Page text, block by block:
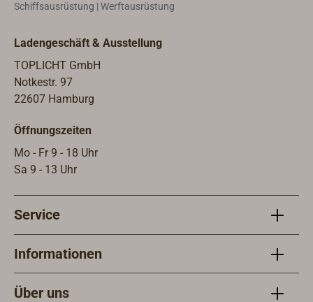
Schiffsausrüstung | Werftausrüstung
Ladengeschäft & Ausstellung
TOPLICHT GmbH
Notkestr. 97
22607 Hamburg
Öffnungszeiten
Mo - Fr 9 - 18 Uhr
Sa 9 - 13 Uhr
Service
Informationen
Über uns